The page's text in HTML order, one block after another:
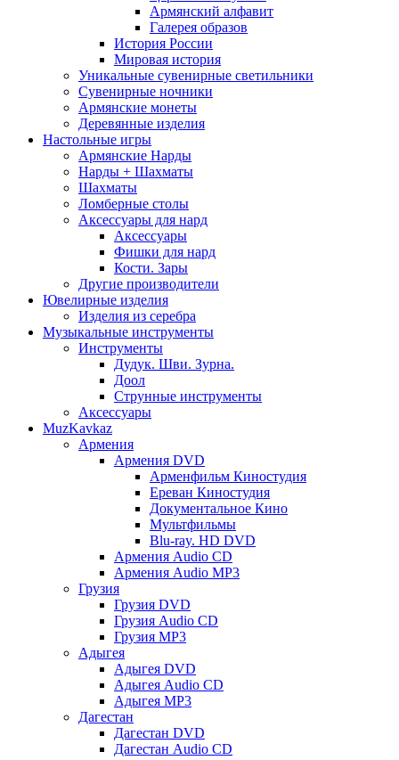
Армянский алфавит
Галерея образов
История России
Мировая история
Уникальные сувенирные светильники
Сувенирные ночники
Армянские монеты
Деревянные изделия
Настольные игры
Армянские Нарды
Нарды + Шахматы
Шахматы
Ломберные столы
Аксессуары для нард
Аксессуары
Фишки для нард
Кости. Зары
Другие производители
Ювелирные изделия
Изделия из серебра
Музыкальные инструменты
Инструменты
Дудук. Шви. Зурна.
Доол
Струнные инструменты
Аксессуары
MuzKavkaz
Армения
Армения DVD
Арменфильм Киностудия
Ереван Киностудия
Документальное Кино
Мультфильмы
Blu-ray. HD DVD
Армения Audio CD
Армения Audio MP3
Грузия
Грузия DVD
Грузия Audio CD
Грузия MP3
Адыгея
Адыгея DVD
Адыгея Audio CD
Адыгея MP3
Дагестан
Дагестан DVD
Дагестан Audio CD